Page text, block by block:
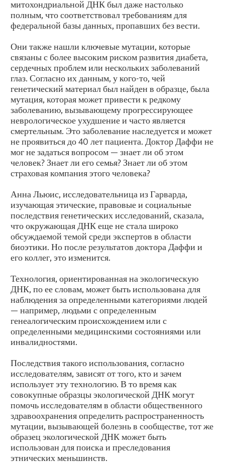
митохондриальной ДНК был даже настолько
полным, что соответствовал требованиям для
федеральной базы данных, пропавших без вести.
Они также нашли ключевые мутации, которые
связаны с более высоким риском развития диабета,
сердечных проблем или нескольких заболеваний
глаз. Согласно их данным, у кого-то, чей
генетический материал был найден в образце, была
мутация, которая может привести к редкому
заболеванию, вызывающему прогрессирующее
неврологическое ухудшение и часто является
смертельным. Это заболевание наследуется и может
не проявиться до 40 лет пациента. Доктор Даффи не
мог не задаться вопросом — знает ли об этом
человек? Знает ли его семья? Знает ли об этом
страховая компания этого человека?
Анна Льюис, исследовательница из Гарварда,
изучающая этические, правовые и социальные
последствия генетических исследований, сказала,
что окружающая ДНК еще не стала широко
обсуждаемой темой среди экспертов в области
биоэтики. Но после результатов доктора Даффи и
его коллег, это изменится.
Технология, ориентированная на экологическую
ДНК, по ее словам, может быть использована для
наблюдения за определенными категориями людей
— например, людьми с определенным
генеалогическим происхождением или с
определенными медицинскими состояниями или
инвалидностями.
Последствия такого использования, согласно
исследователям, зависят от того, кто и зачем
использует эту технологию. В то время как
совокупные образцы экологической ДНК могут
помочь исследователям в области общественного
здравоохранения определить распространенность
мутации, вызывающей болезнь в сообществе, тот же
образец экологической ДНК может быть
использован для поиска и преследования
этнических меньшинств.